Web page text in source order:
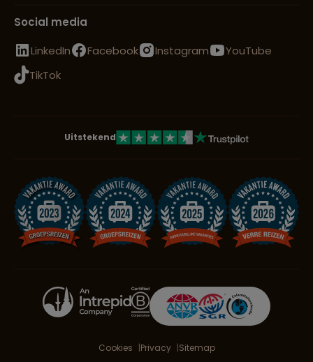
Social media
LinkedIn
Facebook Instagram
YouTube
TikTok
Uitstekend
Cookies Privacy Sitemap